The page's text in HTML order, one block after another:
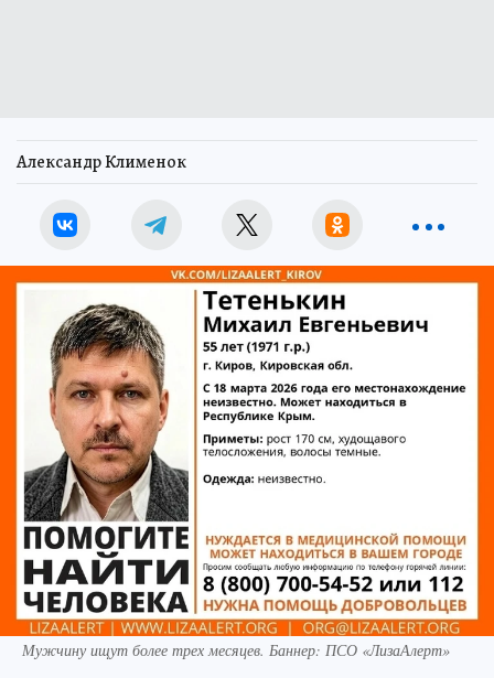
Александр Клименок
Мужчину ищут более трех месяцев. Баннер: ПСО «ЛизаАлерт»